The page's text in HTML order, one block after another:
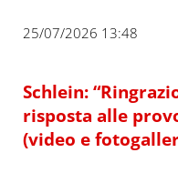
25/07/2026 13:48
Schlein:
risposta alle
(video e